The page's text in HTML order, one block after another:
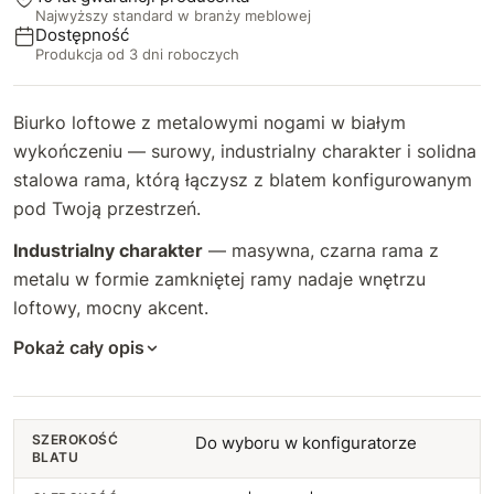
93 cm
95 cm
96 cm +54 zł
98 cm +60 zł
99 cm
100 cm +67 zł
101 cm +70 zł
72 cm
74 cm +137 zł
75 cm +146 zł
76 cm
77 cm +166 zł
78 cm
79 cm +185 zł
80 cm +195 zł
Najwyższy standard w branży meblowej
Dostępność
Produkcja od 3 dni roboczych
Biurko loftowe z metalowymi nogami w białym
wykończeniu — surowy, industrialny charakter i solidna
stalowa rama, którą łączysz z blatem konfigurowanym
pod Twoją przestrzeń.
Industrialny charakter — masywna, czarna rama z
metalu w formie zamkniętej ramy nadaje wnętrzu
loftowy, mocny akcent.
Pokaż cały opis
SZEROKOŚĆ
BLATU
Do wyboru w konfiguratorze